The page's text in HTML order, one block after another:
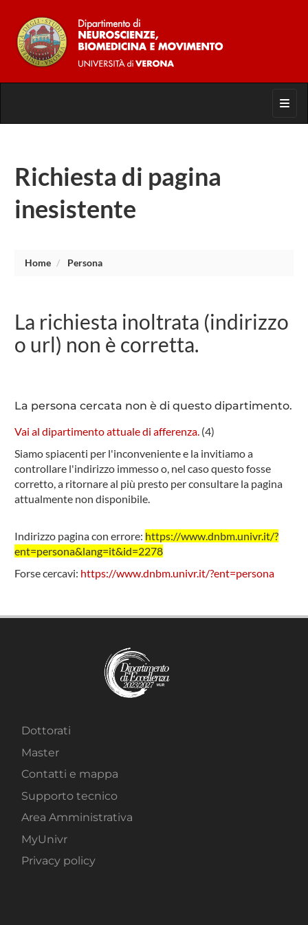
Richiesta di pagina
inesistente
Home Persona
La richiesta inoltrata (indirizzo
o url) non è corretta.
La persona cercata non è di questo dipartimento.
Vai al dipartimento attuale di afferenza. (4)
Siamo spiacenti per l'inconveniente e la invitiamo a
controllare l'indirizzo immesso o, nel caso questo fosse
corretto, a ritornare al più presto per consultare la pagina
attualmente non disponibile.
Indirizzo pagina con errore: https://www.dnbm.univr.it/?
ent=persona&lang=it&id=2278
Forse cercavi: https://www.dnbm.univr.it/?ent=persona
Dottorati
Master
Contatti e mappa
Supporto tecnico
Area Amministrativa
MyUnivr
Privacy policy